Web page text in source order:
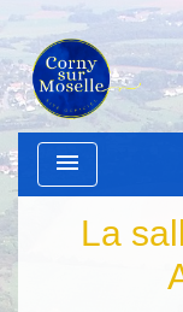
menu
La